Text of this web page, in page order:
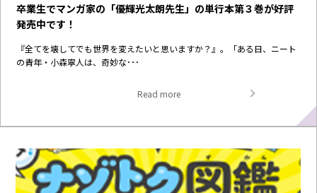
卒業生でマンガ家の「優輝光太朗先生」の単行本第３巻が好評
発売中です！
『全てを壊してでも世界を変えたいと思いますか？』。「ある日、ニート
の青年・小森寧人は、奇妙な･･･
Read more